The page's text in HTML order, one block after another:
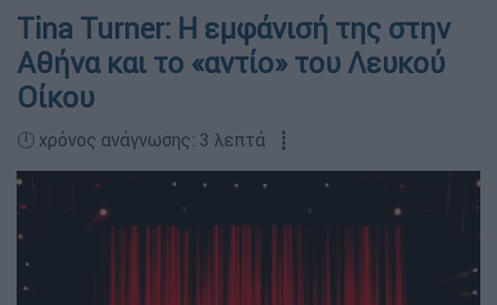
Tina Turner: Η εμφάνισή της στην
Αθήνα και το «αντίο» του Λευκού
Οίκου
🕛 χρόνος ανάγνωσης: 3 λεπτά ┋